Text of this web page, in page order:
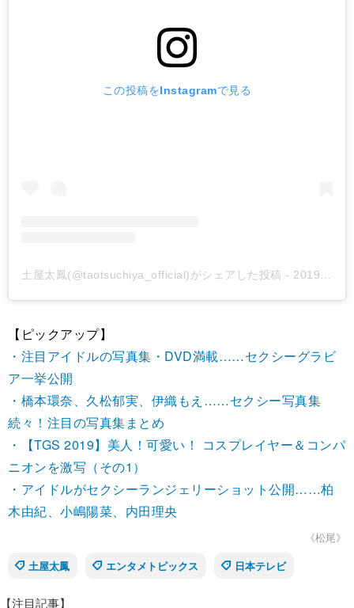
この投稿をInstagramで見る
土屋太鳳(@taotsuchiya_official)がシェアした投稿 - 2019年12月月20日午前6時19分PST
【ピックアップ】
・注目アイドルの写真集・DVD満載……セクシーグラビ
ア一挙公開
・橋本環奈、久松郁実、伊織もえ……セクシー写真集
続々！注目の写真集まとめ
・【TGS 2019】美人！可愛い！ コスプレイヤー＆コンパ
ニオンを激写（その1）
・アイドルがセクシーランジェリーショット公開……柏
木由紀、小嶋陽菜、内田理央
《松尾》
土屋太鳳
エンタメトピックス 日本テレビ
【注目記事】